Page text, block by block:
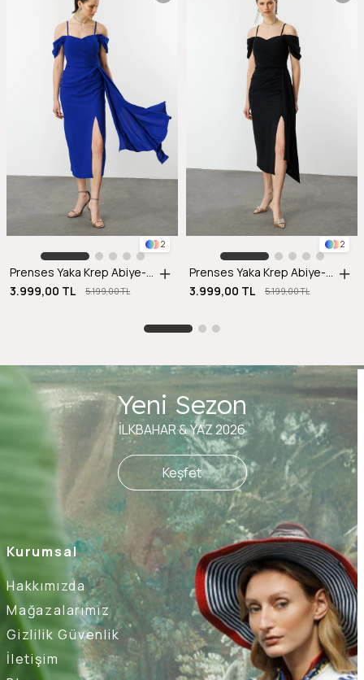
2
Prenses Yaka Krep Abiye-SAX
3.999,00 TL
5.199,00 TL
2
Prenses Yaka Krep Abiye-SİYAH
3.999,00 TL
5.199,00 TL
Kurumsal
Hakkımızda
Mağazalarımız
Gizlilik Güvenlik
İletişim
Yeni Sezon
İLKBAHAR & YAZ 2026
Keşfet